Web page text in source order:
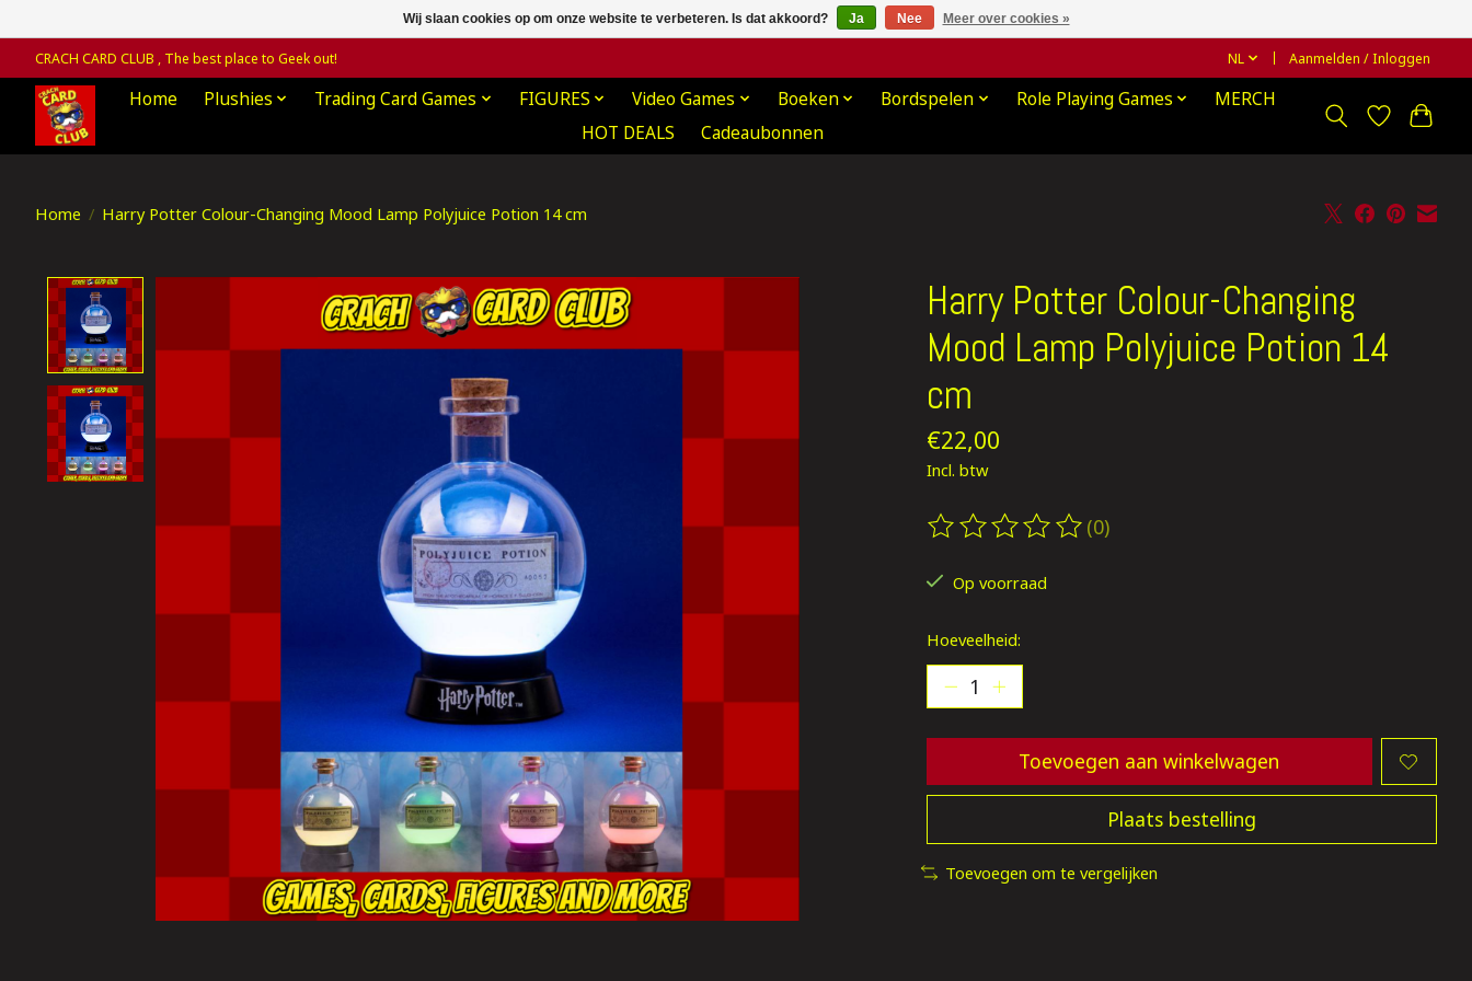
CRACH CARD CLUB , The best place to Geek out! NL Aanmelden / Inloggen
Home Plushies Trading Card Games FIGURES Video Games Boeken Bordspelen Role Playing Games
MERCH
HOT DEALS
Cadeaubonnen
Home / Harry Potter Colour-Changing Mood Lamp Polyjuice Potion 14 cm
Product image slideshow Items
Harry Potter Colour-Changing
Mood Lamp Polyjuice Potion 14
cm
€22,00
Incl. btw
De beoordeling van dit product is
(0)
Op voorraad
Hoeveelheid:
Toevoegen aan winkelwagen
Plaats bestelling
Toevoegen om te vergelijken
Wij slaan cookies op om onze website te verbeteren. Is dat akkoord? Ja Nee Meer over cookies »